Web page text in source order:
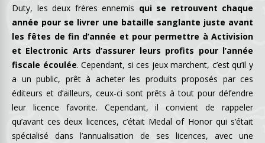
Duty, les deux frères ennemis qui se retrouvent chaque
année pour se livrer une bataille sanglante juste avant
les fêtes de fin d’année et pour permettre à Activision
et Electronic Arts d’assurer leurs profits pour l’année
fiscale écoulée. Cependant, si ces jeux marchent, c’est qu’il y
a un public, prêt à acheter les produits proposés par ces
éditeurs et d’ailleurs, ceux-ci sont prêts à tout pour défendre
leur licence favorite. Cependant, il convient de rappeler
qu’avant ces deux licences, c’était Medal of Honor qui s’était
spécialisé dans l’annualisation de ses licences, avec une